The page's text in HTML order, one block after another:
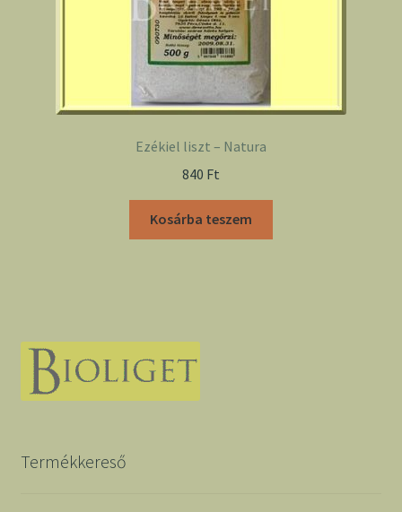
Ezékiel liszt – Natura
840 Ft
Kosárba teszem
Termékkereső